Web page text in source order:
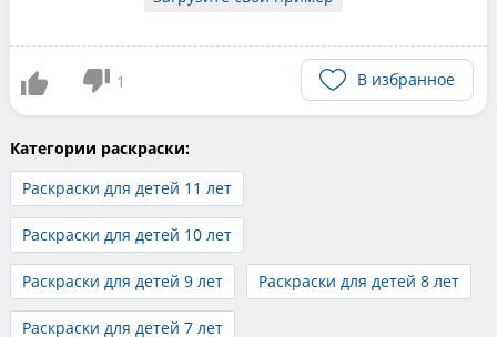
1 В избранное
Категории раскраски:
Раскраски для детей 11 лет
Раскраски для детей 10 лет
Раскраски для детей 9 лет Раскраски для детей 8 лет
Раскраски для детей 7 лет